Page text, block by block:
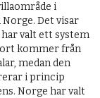
i
Det visar
valt ett system
kommer från
medan den
i princip
Norge har valt